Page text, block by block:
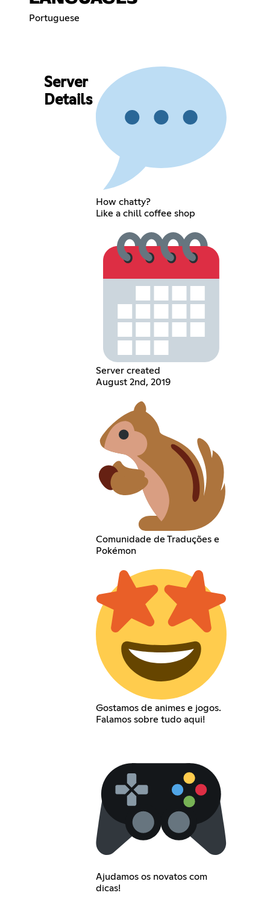
Portuguese
Server
Details
How chatty?
Like a chill coffee shop
Server created
August 2nd, 2019
Comunidade de Traduções e
Pokémon
Gostamos de animes e jogos.
Falamos sobre tudo aqui!
Ajudamos os novatos com
dicas!